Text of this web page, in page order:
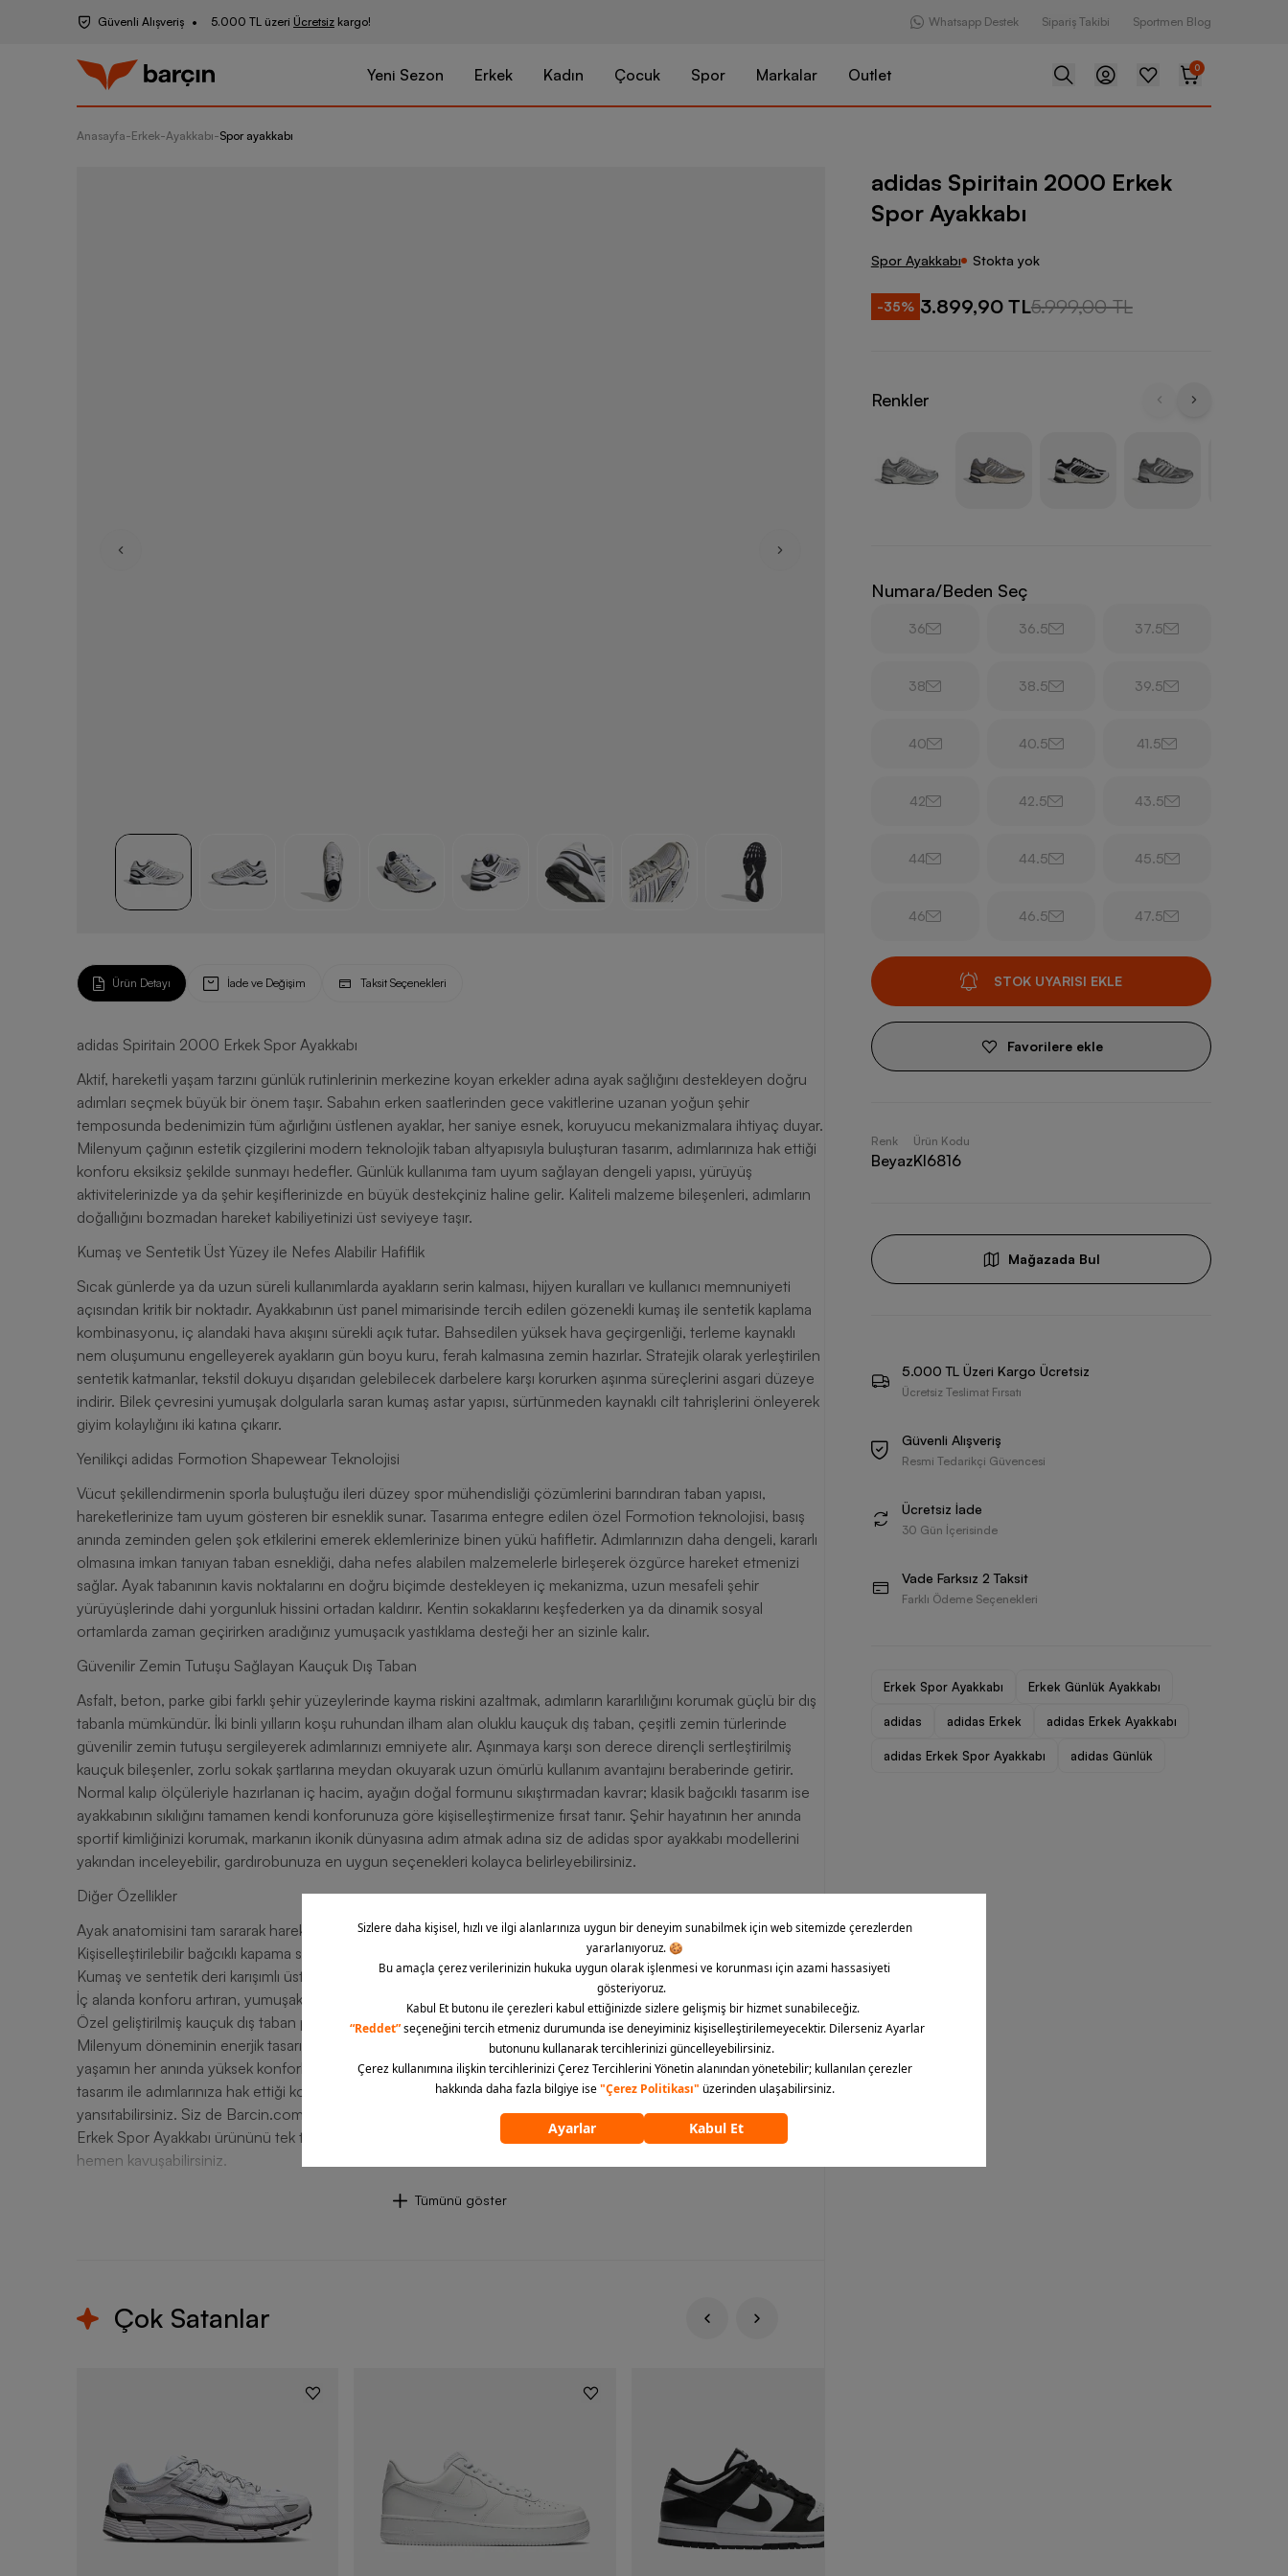
Güvenli Alışveriş 5.000 TL üzeri Ücretsiz kargo! Whatsapp Destek Sipariş Takibi Sportmen Blog
Yeni Sezon Erkek Kadın Çocuk Spor Markalar Outlet 0
Anasayfa-Erkek-Ayakkabı-Spor ayakkabı
adidas Spiritain 2000 Erkek Spor Ayakkabı
Ürün Detayı İade ve Değişim Taksit Seçenekleri
adidas Spiritain 2000 Erkek Spor Ayakkabı
Aktif, hareketli yaşam tarzını günlük rutinlerinin merkezine koyan erkekler adına ayak sağlığını destekleyen doğru
adımları seçmek büyük bir önem taşır. Sabahın erken saatlerinden gece vakitlerine uzanan yoğun şehir
temposunda bedenimizin tüm ağırlığını üstlenen ayaklar, her saniye esnek, koruyucu mekanizmalara ihtiyaç duyar.
Milenyum çağının estetik çizgilerini modern teknolojik taban altyapısıyla buluşturan tasarım, adımlarınıza hak ettiği
konforu eksiksiz şekilde sunmayı hedefler. Günlük kullanıma tam uyum sağlayan dengeli yapısı, yürüyüş
aktivitelerinizde ya da şehir keşiflerinizde en büyük destekçiniz haline gelir. Kaliteli malzeme bileşenleri, adımların
doğallığını bozmadan hareket kabiliyetinizi üst seviyeye taşır.
Kumaş ve Sentetik Üst Yüzey ile Nefes Alabilir Hafiflik
Sıcak günlerde ya da uzun süreli kullanımlarda ayakların serin kalması, hijyen kuralları ve kullanıcı memnuniyeti
açısından kritik bir noktadır. Ayakkabının üst panel mimarisinde tercih edilen gözenekli kumaş ile sentetik kaplama
kombinasyonu, iç alandaki hava akışını sürekli açık tutar. Bahsedilen yüksek hava geçirgenliği, terleme kaynaklı
nem oluşumunu engelleyerek ayakların gün boyu kuru, ferah kalmasına zemin hazırlar. Stratejik olarak yerleştirilen
sentetik katmanlar, tekstil dokuyu dışarıdan gelebilecek darbelere karşı korurken aşınma süreçlerini asgari düzeye
indirir. Bilek çevresini yumuşak dolgularla saran kumaş astar yapısı, sürtünmeden kaynaklı cilt tahrişlerini önleyerek
giyim kolaylığını iki katına çıkarır.
Yenilikçi adidas Formotion Shapewear Teknolojisi
Vücut şekillendirmenin sporla buluştuğu ileri düzey spor mühendisliği çözümlerini barındıran taban yapısı,
hareketlerinize tam uyum gösteren bir esneklik sunar. Tasarıma entegre edilen özel Formotion teknolojisi, basış
anında zeminden gelen şok etkilerini emerek eklemlerinize binen yükü hafifletir. Adımlarınızın daha dengeli, kararlı
olmasına imkan tanıyan taban esnekliği, daha nefes alabilen malzemelerle birleşerek özgürce hareket etmenizi
sağlar. Ayak tabanının kavis noktalarını en doğru biçimde destekleyen iç mekanizma, uzun mesafeli şehir
yürüyüşlerinde dahi yorgunluk hissini ortadan kaldırır. Kentin sokaklarını keşfederken ya da dinamik sosyal
ortamlarda zaman geçirirken aradığınız yumuşacık yastıklama desteği her an sizinle kalır.
Güvenilir Zemin Tutuşu Sağlayan Kauçuk Dış Taban
Asfalt, beton, parke gibi farklı şehir yüzeylerinde kayma riskini azaltmak, adımların kararlılığını korumak güçlü bir dış
tabanla mümkündür. İki binli yılların koşu ruhundan ilham alan oluklu kauçuk dış taban, çeşitli zemin türlerinde
güvenilir zemin tutuşu sergileyerek adımlarınızı emniyete alır. Aşınmaya karşı son derece dirençli sertleştirilmiş
kauçuk bileşenler, zorlu sokak şartlarına meydan okuyarak uzun ömürlü kullanım avantajını beraberinde getirir.
Normal kalıp ölçüleriyle hazırlanan iç hacim, ayağın doğal formunu sıkıştırmadan kavrar; klasik bağcıklı tasarım ise
ayakkabının sıkılığını tamamen kendi konforunuza göre kişiselleştirmenize fırsat tanır. Şehir hayatının her anında
sportif kimliğinizi korumak, markanın ikonik dünyasına adım atmak adına siz de adidas spor ayakkabı modellerini
yakından inceleyebilir, gardırobunuza en uygun seçenekleri kolayca belirleyebilirsiniz.
Diğer Özellikler
Ayak anatomisini tam sararak hareket özgürlüğünü destekleyen normal kalıp mimarisine sahiptir.
Kişiselleştirilebilir bağcıklı kapama sistemi, ayakkabının ayak üstüne tam sabitlenmesini sağlar.
Kumaş ve sentetik deri karışımlı üst yüzey panelleri nefes alabilir hafiflik sunar.
İç alanda konforu artıran, yumuşak dokulu tekstil astar malzemesi yer alır.
Özel geliştirilmiş kauçuk dış taban profili, ıslak ya da kuru zeminlerde kararlı basmanıza yardımcı olur.
Milenyum döneminin enerjik tasarım dilini en gelişmiş taban teknolojileriyle harmanlayan spor ayakkabı, günlük
yaşamın her anında yüksek konforla estetik duruşu ayaklarınıza getiriyor. Şehir keşiflerinde size eşlik edecek bu şık
tasarım ile adımlarınıza hak ettiği konforu sunarken aktif yaşam tarzınızı sokak modasına güçlü biçimde
yansıtabilirsiniz. Siz de Barcin.com dünyasının sunduğu ayrıcalıklı fırsatları değerlendirerek adidas Spiritain 2000
Erkek Spor Ayakkabı ürününü tek tıkla sepetinize ekleyebilir, siparişinizi güvenle oluşturarak zamansız bir rahatlığa
hemen kavuşabilirsiniz.
Tümünü göster
Çok Satanlar
adidas Spiritain 2000 Erkek
Spor Ayakkabı
Spor Ayakkabı Stokta yok
-35% 3.899,90 TL5.999,00 TL
Renkler
Numara/Beden Seç
36 36.5 37.5
38 38.5 39.5
40 40.5 41.5
42 42.5 43.5
44 44.5 45.5
46 46.5 47.5
STOK UYARISI EKLE
Favorilere ekle
Renk
Beyaz
Ürün Kodu
KI6816
Mağazada Bul
5.000 TL Üzeri Kargo Ücretsiz
Ücretsiz Teslimat Fırsatı
Güvenli Alışveriş
Resmi Tedarikçi Güvencesi
Ücretsiz İade
30 Gün İçerisinde
Vade Farksız 2 Taksit
Farklı Ödeme Seçenekleri
Erkek Spor Ayakkabı Erkek Günlük Ayakkabı
adidas adidas Erkek adidas Erkek Ayakkabı
adidas Erkek Spor Ayakkabı adidas Günlük